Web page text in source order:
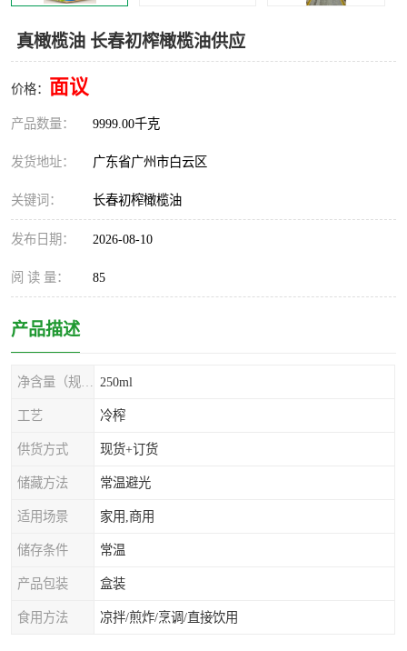
真橄榄油 长春初榨橄榄油供应
价格： 面议
产品数量： 9999.00千克
发货地址： 广东省广州市白云区
关键词： 长春初榨橄榄油
发布日期： 2026-08-10
阅 读 量： 85
产品描述
250ml
工艺 冷榨
供货方式 现货+订货
储藏方法 常温避光
适用场景 家用,商用
储存条件 常温
产品包装 盒装
食用方法 凉拌/煎炸/烹调/直接饮用